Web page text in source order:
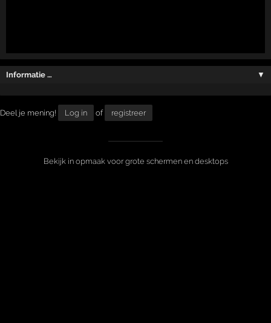
Informatie … ▼
Deel je mening! Log in of registreer
Bekijk in opmaak voor grote schermen en desktops